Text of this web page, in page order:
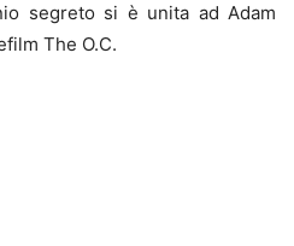
segreto si è unita ad Adam
The O.C.